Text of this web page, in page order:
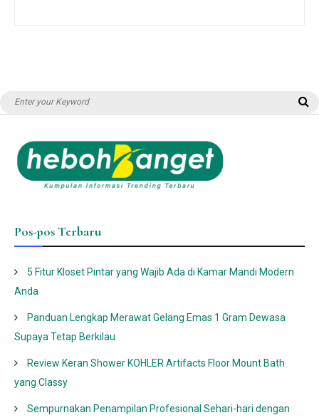
Search
Pos-pos Terbaru
5 Fitur Kloset Pintar yang Wajib Ada di Kamar Mandi Modern
Anda
Panduan Lengkap Merawat Gelang Emas 1 Gram Dewasa
Supaya Tetap Berkilau
Review Keran Shower KOHLER Artifacts Floor Mount Bath
yang Classy
Sempurnakan Penampilan Profesional Sehari-hari dengan